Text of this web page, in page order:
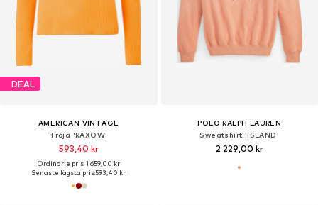
DEAL
AMERICAN VINTAGE
Tröja 'RAXOW'
593,40 kr
Ordinarie pris: 1 659,00 kr
Senaste lägsta pris:593,40 kr
POLO RALPH LAUREN
Sweatshirt 'ISLAND'
2 229,00 kr